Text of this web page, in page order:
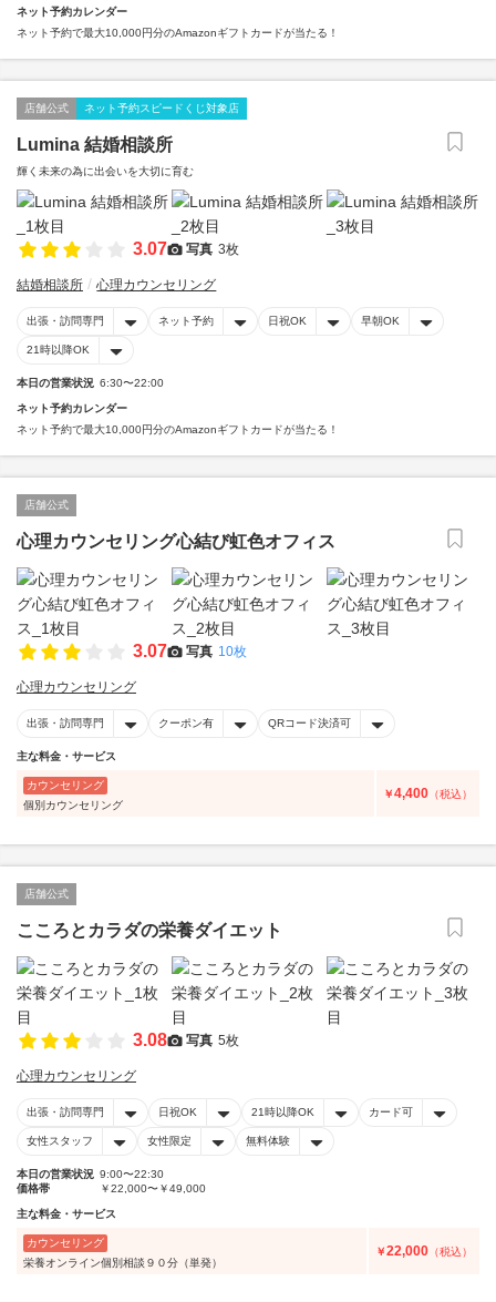
ネット予約カレンダー
ネット予約で最大10,000円分のAmazonギフトカードが当たる！
店舗公式 ネット予約スピードくじ対象店
Lumina 結婚相談所
輝く未来の為に出会いを大切に育む
3.07 写真 3枚
結婚相談所 心理カウンセリング
出張・訪問専門 ネット予約 日祝OK 早朝OK
21時以降OK
本日の営業状況 6:30〜22:00
ネット予約カレンダー
ネット予約で最大10,000円分のAmazonギフトカードが当たる！
店舗公式
心理カウンセリング心結び虹色オフィス
3.07 写真 10枚
心理カウンセリング
出張・訪問専門 クーポン有 QRコード決済可
主な料金・サービス
カウンセリング
個別カウンセリング
￥4,400 （税込）
店舗公式
こころとカラダの栄養ダイエット
3.08 写真 5枚
心理カウンセリング
出張・訪問専門 日祝OK 21時以降OK カード可
女性スタッフ 女性限定 無料体験
本日の営業状況 9:00〜22:30
価格帯
￥22,000〜￥49,000
主な料金・サービス
カウンセリング
栄養オンライン個別相談９０分（単発）
￥22,000 （税込）